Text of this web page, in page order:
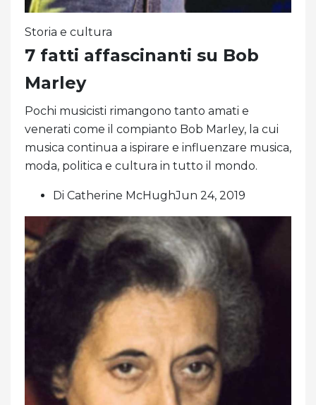
Storia e cultura
7 fatti affascinanti su Bob
Marley
Pochi musicisti rimangono tanto amati e
venerati come il compianto Bob Marley, la cui
musica continua a ispirare e influenzare musica,
moda, politica e cultura in tutto il mondo.
Di Catherine McHughJun 24, 2019